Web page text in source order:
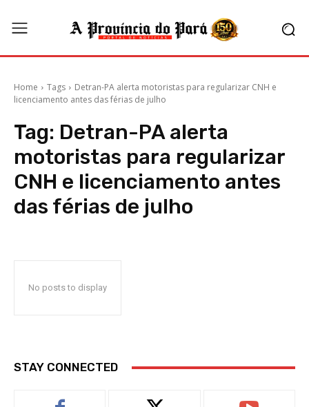
Home Tags
Detran-PA alerta motoristas para regularizar CNH e
licenciamento antes das férias de julho
Tag: Detran-PA alerta
motoristas para regularizar
CNH e licenciamento antes
das férias de julho
No posts to display
STAY CONNECTED